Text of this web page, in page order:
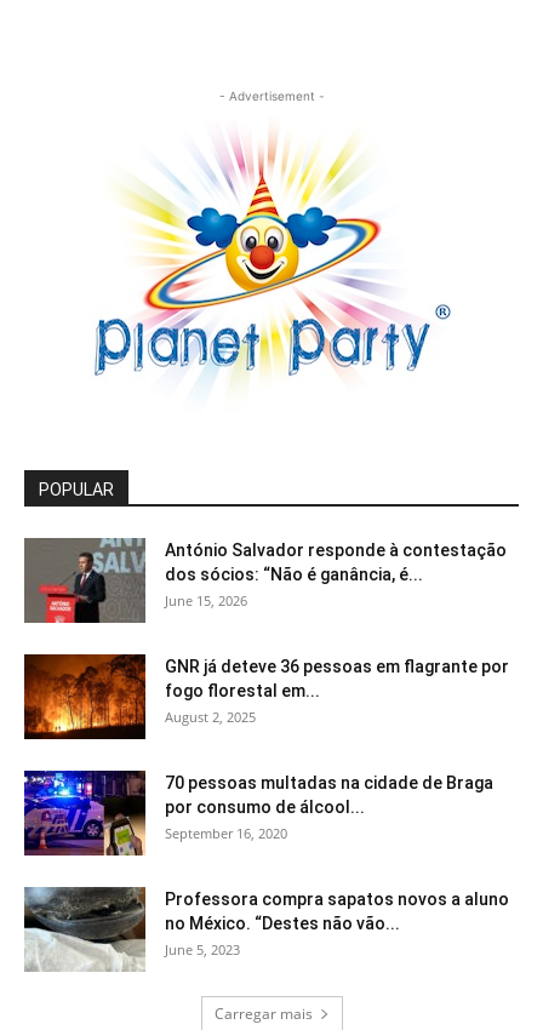
- Advertisement -
POPULAR
António Salvador responde à contestação
dos sócios: “Não é ganância, é...
June 15, 2026
GNR já deteve 36 pessoas em flagrante por
fogo florestal em...
August 2, 2025
70 pessoas multadas na cidade de Braga
por consumo de álcool...
September 16, 2020
Professora compra sapatos novos a aluno
no México. “Destes não vão...
June 5, 2023
Carregar mais